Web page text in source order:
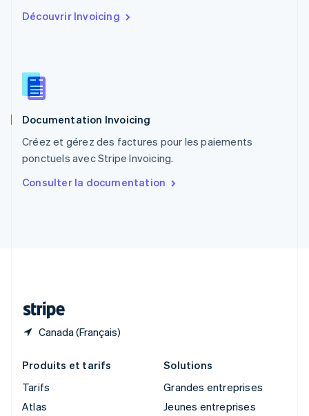
Découvrir Invoicing
Documentation Invoicing
Créez et gérez des factures pour les paiements
ponctuels avec Stripe Invoicing.
Consulter la documentation
Canada (Français)
PortuguêsEnglish
English
Roumanie
Royaume-Uni
Singapour
English 简体中文
English
Produits et tarifs
Tarifs
Atlas
Solutions
Grandes entreprises
Jeunes entreprises